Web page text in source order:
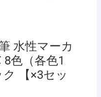
水性マーカ
色（各色1
【×3セッ